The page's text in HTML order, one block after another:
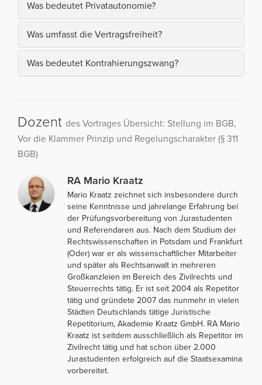
Was bedeutet Privatautonomie?
Was umfasst die Vertragsfreiheit?
Was bedeutet Kontrahierungszwang?
Dozent des Vortrages Übersicht: Stellung im BGB,
Vor die Klammer Prinzip und Regelungscharakter (§ 311
BGB)
RA Mario Kraatz
Mario Kraatz zeichnet sich insbesondere durch
seine Kenntnisse und jahrelange Erfahrung bei
der Prüfungsvorbereitung von Jurastudenten
und Referendaren aus. Nach dem Studium der
Rechtswissenschaften in Potsdam und Frankfurt
(Oder) war er als wissenschaftlicher Mitarbeiter
und später als Rechtsanwalt in mehreren
Großkanzleien im Bereich des Zivilrechts und
Steuerrechts tätig. Er ist seit 2004 als Repetitor
tätig und gründete 2007 das nunmehr in vielen
Städten Deutschlands tätige Juristische
Repetitorium, Akademie Kraatz GmbH. RA Mario
Kraatz ist seitdem ausschließlich als Repetitor im
Zivilrecht tätig und hat schon über 2.000
Jurastudenten erfolgreich auf die Staatsexamina
vorbereitet.